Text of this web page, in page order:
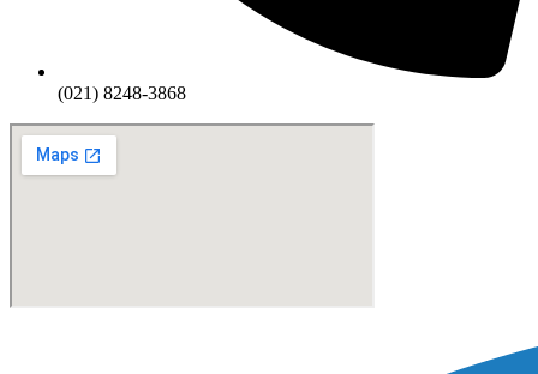
(021) 8248-3868